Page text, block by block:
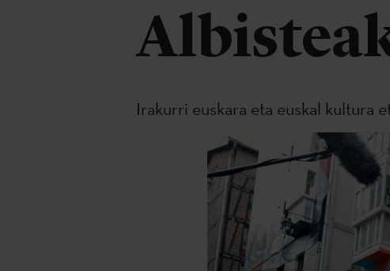
Irakurri euskara eta euskal kultura